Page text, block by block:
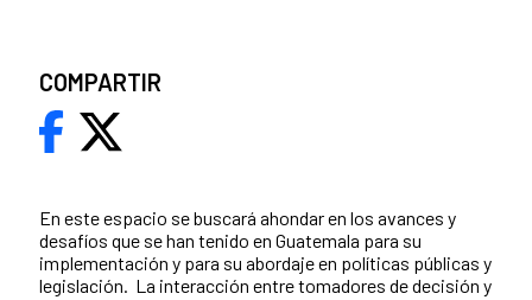
En este espacio se buscará ahondar en los avances y
desafíos que se han tenido en Guatemala para su
implementación y para su abordaje en políticas públicas y
legislación. La interacción entre tomadores de decisión y
COMPARTIR